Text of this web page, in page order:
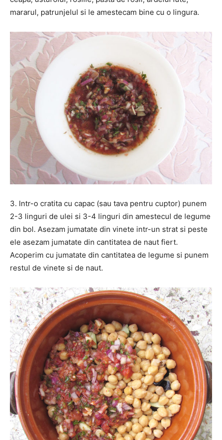
mararul, patrunjelul si le amestecam bine cu o lingura.
3. Intr-o cratita cu capac (sau tava pentru cuptor) punem
2-3 linguri de ulei si 3-4 linguri din amestecul de legume
din bol. Asezam jumatate din vinete intr-un strat si peste
ele asezam jumatate din cantitatea de naut fiert.
Acoperim cu jumatate din cantitatea de legume si punem
restul de vinete si de naut.